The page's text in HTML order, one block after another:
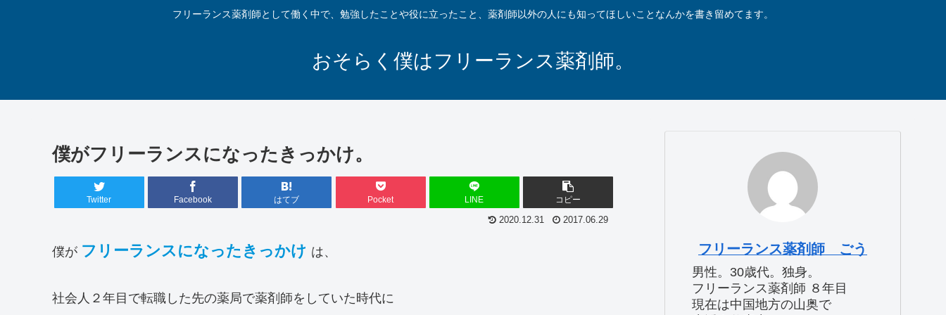
フリーランス薬剤師として働く中で、勉強したことや役に立ったこと、薬剤師以外の人にも知ってほしいことなんかを書き留めてます。
おそらく僕はフリーランス薬剤師。
僕がフリーランスになったきっかけ。
Twitter Facebook はてブ Pocket LINE コピー
2020.12.31 2017.06.29
僕が フリーランスになったきっかけ は、
社会人２年目で転職した先の薬局で薬剤師をしていた時代に
フリーランス薬剤師 ごう
男性。30歳代。独身。
フリーランス薬剤師 ８年目
現在は中国地方の山奥で